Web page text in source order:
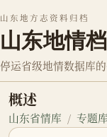
山东地方志资料归档
山东地情
停运省级地情数据库
概述
山东省情库 专题库